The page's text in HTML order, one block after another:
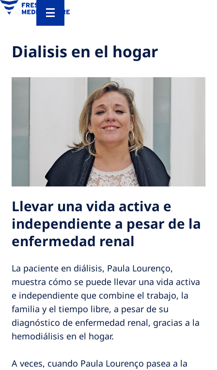
Dialisis en el hogar
Llevar una vida activa e
independiente a pesar de la
enfermedad renal
La paciente en diálisis, Paula Lourenço,
muestra cómo se puede llevar una vida activa
e independiente que combine el trabajo, la
familia y el tiempo libre, a pesar de su
diagnóstico de enfermedad renal, gracias a la
hemodiálisis en el hogar.
A veces, cuando Paula Lourenço pasea a la